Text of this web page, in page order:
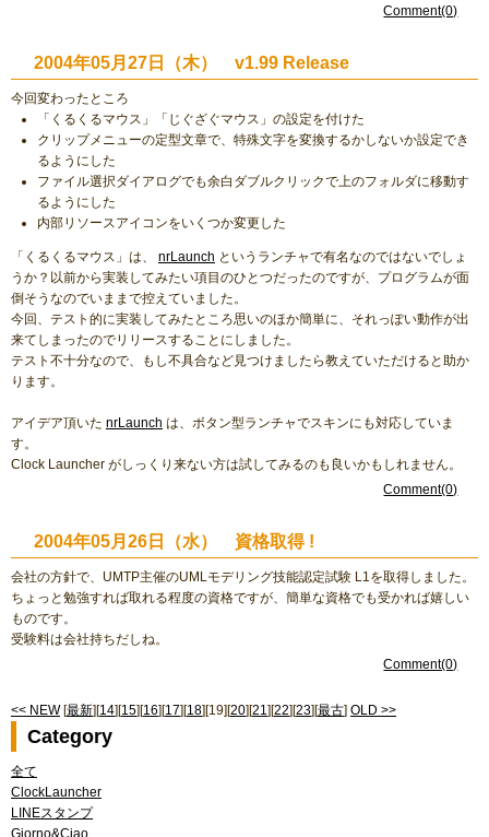
Comment(0)
2004年05月27日（木） v1.99 Release
今回変わったところ
「くるくるマウス」「じぐざぐマウス」の設定を付けた
クリップメニューの定型文章で、特殊文字を変換するかしないか設定でき
るようにした
ファイル選択ダイアログでも余白ダブルクリックで上のフォルダに移動す
るようにした
内部リソースアイコンをいくつか変更した
「くるくるマウス」は、 nrLaunch というランチャで有名なのではないでしょ
うか？以前から実装してみたい項目のひとつだったのですが、プログラムが面
倒そうなのでいままで控えていました。
今回、テスト的に実装してみたところ思いのほか簡単に、それっぽい動作が出
来てしまったのでリリースすることにしました。
テスト不十分なので、もし不具合など見つけましたら教えていただけると助か
ります。
アイデア頂いた nrLaunch は、ボタン型ランチャでスキンにも対応していま
す。
Clock Launcher がしっくり来ない方は試してみるのも良いかもしれません。
Comment(0)
2004年05月26日（水） 資格取得 !
会社の方針で、UMTP主催のUMLモデリング技能認定試験 L1を取得しました。
ちょっと勉強すれば取れる程度の資格ですが、簡単な資格でも受かれば嬉しい
ものです。
受験料は会社持ちだしね。
Comment(0)
<< NEW[最新][14][15][16][17][18][19][20][21][22][23][最古] OLD >>
Category
全て
ClockLauncher
LINEスタンプ
Giorno&Ciao